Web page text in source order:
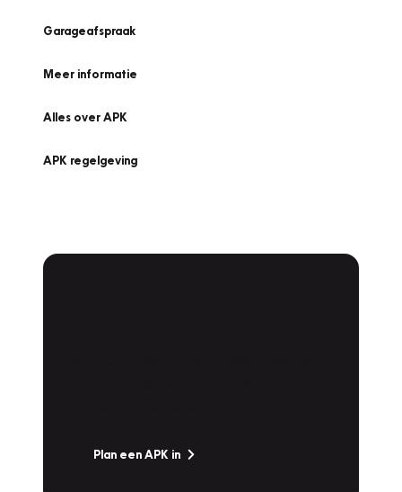
Garageafspraak
Meer informatie
Alles over APK
APK regelgeving
Plan een APK in